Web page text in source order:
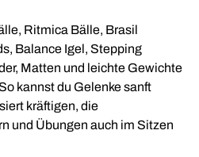
Ritmica Bälle, Brasil
Balance Igel, Stepping
Matten und leichte Gewichte
kannst du Gelenke sanft
kräftigen, die
und Übungen auch im Sitzen